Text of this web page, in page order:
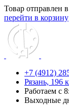
Товар отправлен
перейти в корзину
+7 (4912)
Рязань, 196
Работаем с
Выходные